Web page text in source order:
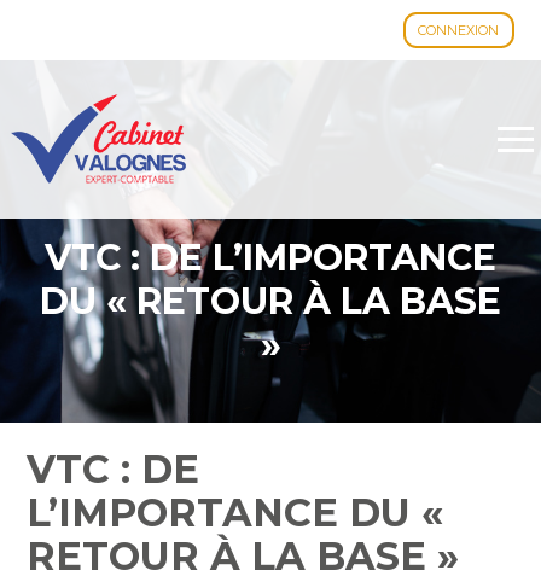
CONNEXION
Aller
contenu
VTC : DE L’IMPORTANCE
DU « RETOUR À LA BASE
»
VTC : DE
L’IMPORTANCE DU «
RETOUR À LA BASE »